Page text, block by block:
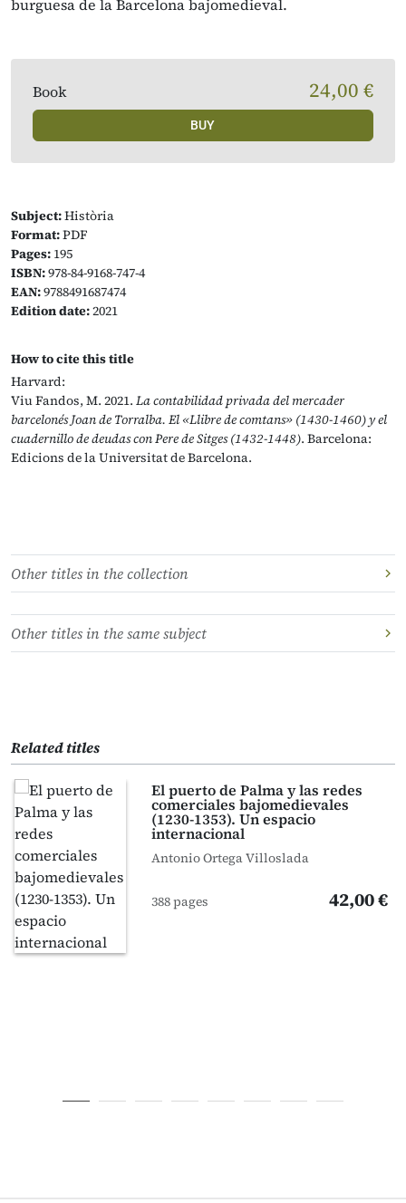
burguesa de la Barcelona bajomedieval.
Subject:Història
Format:PDF
Pages: 195
ISBN:978-84-9168-747-4
EAN:9788491687474
Edition date:2021
How to cite this title
Harvard:
Viu Fandos, M. 2021. La contabilidad privada del mercader
barcelonés Joan de Torralba. El «Llibre de comtans» (1430-1460) y el
cuadernillo de deudas con Pere de Sitges (1432-1448). Barcelona:
Edicions de la Universitat de Barcelona.
Book 24,00 €
BUY
Other titles in the collection
Other titles in the same subject
Related titles
El puerto de Palma y las redes
comerciales bajomedievales
(1230-1353). Un espacio
internacional
Antonio Ortega Villoslada
388 pages 42,00 €